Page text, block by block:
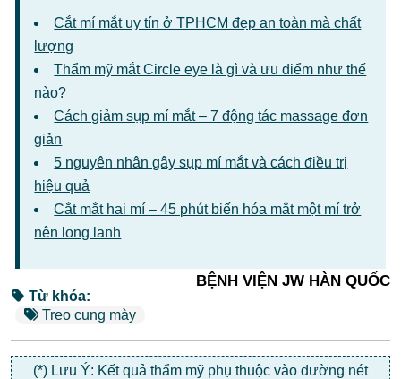
Cắt mí mắt uy tín ở TPHCM đẹp an toàn mà chất
lượng
Thẩm mỹ mắt Circle eye là gì và ưu điểm như thế
nào?
Cách giảm sụp mí mắt – 7 động tác massage đơn
giản
5 nguyên nhân gây sụp mí mắt và cách điều trị
hiệu quả
Cắt mắt hai mí – 45 phút biến hóa mắt một mí trở
nên long lanh
BỆNH VIỆN JW HÀN QUỐC
Từ khóa:
Treo cung mày
(*) Lưu Ý: Kết quả thẩm mỹ phụ thuộc vào đường nét